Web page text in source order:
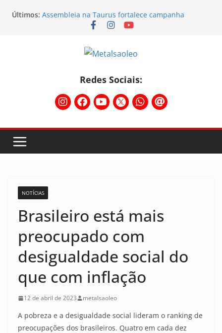
Últimos: Assembleia na Taurus fortalece campanha
salarial e mostra a força da categoria que exige
Nota de repúdio
Conselho Diretivo da CNM/CUT debate indústria e
Temporal destelha Ginásio Bigornão
Assembleia na Taurus – Campanha salarial
2026/2027
Redes Sociais:
NOTÍCIAS
Brasileiro está mais
preocupado com
desigualdade social do
que com inflação
12 de abril de 2023 metalsaoleo
A pobreza e a desigualdade social lideram o ranking de
preocupações dos brasileiros. Quatro em cada dez